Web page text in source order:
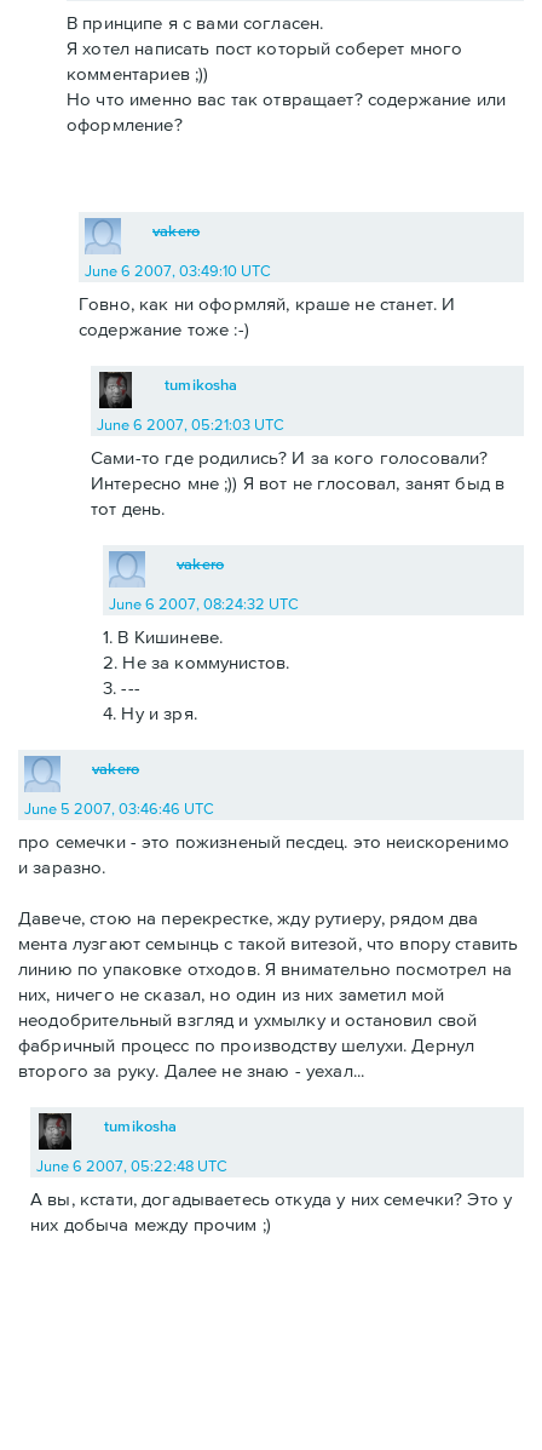
В принципе я с вами согласен.
Я хотел написать пост который соберет много
комментариев ;))
Но что именно вас так отвращает? содержание или
оформление?
vakero
June 6 2007, 03:49:10 UTC
Говно, как ни оформляй, краше не станет. И
содержание тоже :-)
tumikosha
June 6 2007, 05:21:03 UTC
Сами-то где родились? И за кого голосовали?
Интересно мне ;)) Я вот не глосовал, занят быд в
тот день.
vakero
June 6 2007, 08:24:32 UTC
1. В Кишиневе.
2. Не за коммунистов.
3. ---
4. Ну и зря.
vakero
June 5 2007, 03:46:46 UTC
про семечки - это пожизненый песдец. это неискоренимо
и заразно.
Давече, стою на перекрестке, жду рутиеру, рядом два
мента лузгают семынць с такой витезой, что впору ставить
линию по упаковке отходов. Я внимательно посмотрел на
них, ничего не сказал, но один из них заметил мой
неодобрительный взгляд и ухмылку и остановил свой
фабричный процесс по производству шелухи. Дернул
второго за руку. Далее не знаю - уехал...
tumikosha
June 6 2007, 05:22:48 UTC
А вы, кстати, догадываетесь откуда у них семечки? Это у
них добыча между прочим ;)